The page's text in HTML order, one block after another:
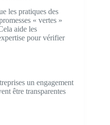
les pratiques des
« vertes »
aide les
pour vérifier
un engagement
être transparentes